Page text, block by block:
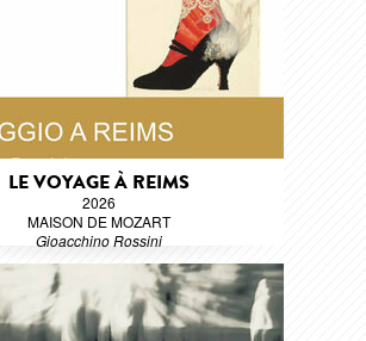
LE VOYAGE À REIMS
2026
MAISON DE MOZART
Gioacchino Rossini